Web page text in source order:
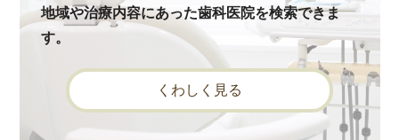
地域や治療内容にあった歯科医院を検索できま
す。
くわしく見る